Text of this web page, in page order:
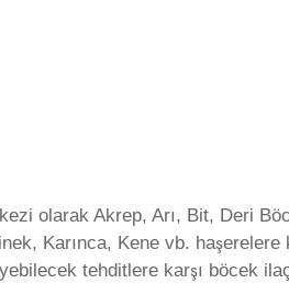
olarak Akrep, Arı, Bit, Deri
Karınca, Kene vb.
tehditlere karşı böcek